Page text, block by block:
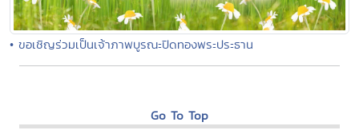
• ขอเชิญร่วมเป็นเจ้าภาพบูรณะปิดทองพระประธาน
Go To Top